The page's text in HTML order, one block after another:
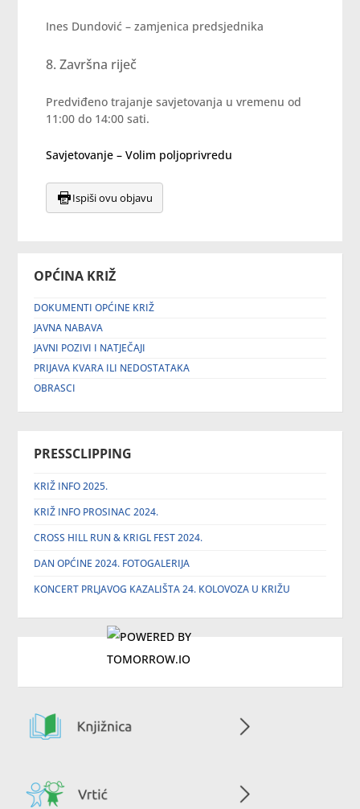
OPĆINA KRIŽ
DOKUMENTI OPĆINE KRIŽ
JAVNA NABAVA
JAVNI POZIVI I NATJEČAJI
PRIJAVA KVARA ILI NEDOSTATAKA
OBRASCI
PRESSCLIPPING
KRIŽ INFO 2025.
KRIŽ INFO PROSINAC 2024.
CROSS HILL RUN & KRIGL FEST 2024.
DAN OPĆINE 2024. FOTOGALERIJA
KONCERT PRLJAVOG KAZALIŠTA 24. KOLOVOZA U KRIŽU
Ines Dundović – zamjenica predsjednika
Završna riječ
Predviđeno trajanje savjetovanja u vremenu od
11:00 do 14:00 sati.
Savjetovanje – Volim poljoprivredu
Ispiši ovu objavu